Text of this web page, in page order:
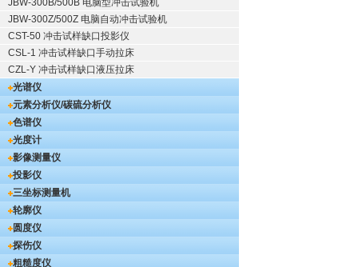
JBW-300B/500B 电脑型冲击试验机
JBW-300Z/500Z 电脑自动冲击试验机
CST-50 冲击试样缺口投影仪
CSL-1 冲击试样缺口手动拉床
CZL-Y 冲击试样缺口液压拉床
光谱仪
元素分析仪/碳硫分析仪
色谱仪
光度计
影像测量仪
投影仪
三坐标测量机
轮廓仪
圆度仪
探伤仪
粗糙度仪